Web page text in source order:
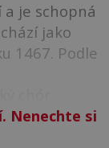
je schopná
jako
1467. Podle
Nenechte si